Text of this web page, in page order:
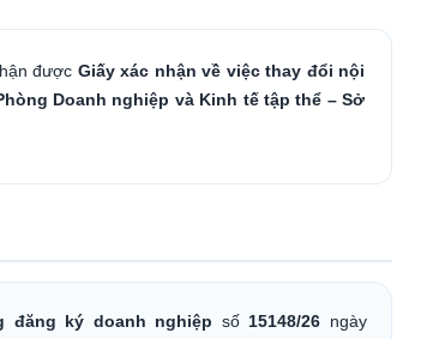
được Giấy xác nhận về việc thay đổi nội
Doanh nghiệp và Kinh tế tập thể – Sở
đăng ký doanh nghiệp số 15148/26 ngày